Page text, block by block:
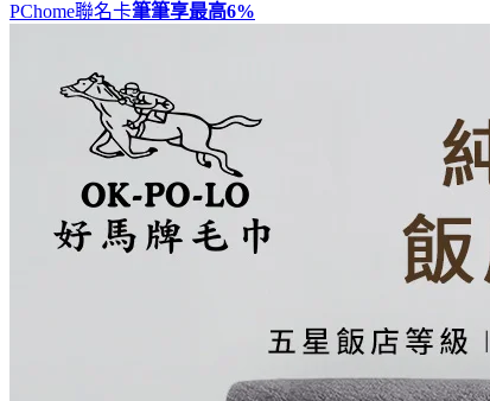
PChome聯名卡筆筆享最高6%